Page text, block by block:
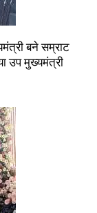
बने सम्राट
उप मुख्यमंत्री